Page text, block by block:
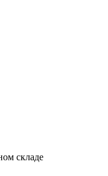
складе